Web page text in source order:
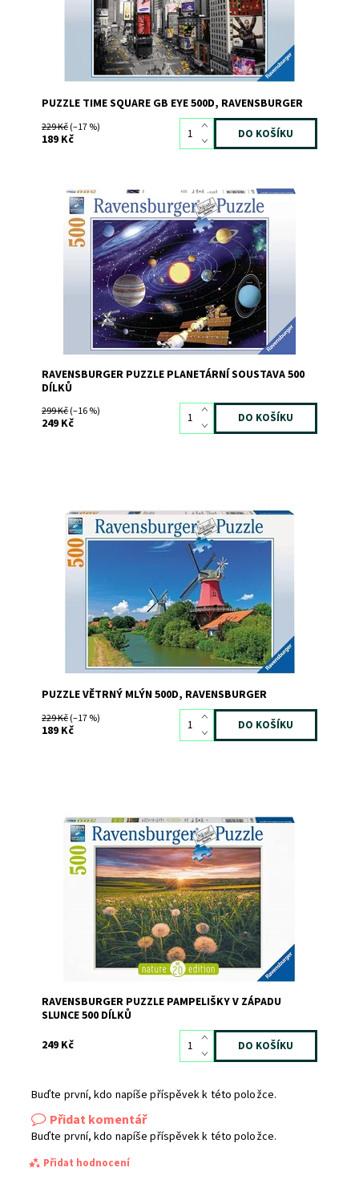
PUZZLE TIME SQUARE GB EYE 500D, RAVENSBURGER
229 Kč(–17 %)
189 Kč
Dostupnost: Skladem3
7478
Značka:
RAVENSBURGER
RAVENSBURGER PUZZLE PLANETÁRNÍ SOUSTAVA 500
DÍLKŮ
299 Kč(–16 %)
249 Kč
Dostupnost: Skladem1
870
Značka:
RAVENSBURGER
PUZZLE VĚTRNÝ MLÝN 500D, RAVENSBURGER
229 Kč(–17 %)
189 Kč
Dostupnost: Skladem3
9885
Značka:
RAVENSBURGER
RAVENSBURGER PUZZLE PAMPELIŠKY V ZÁPADU
SLUNCE 500 DÍLKŮ
249 Kč
Buďte první, kdo napíše příspěvek k této položce.
Přidat komentář
Buďte první, kdo napíše příspěvek k této položce.
Přidat hodnocení